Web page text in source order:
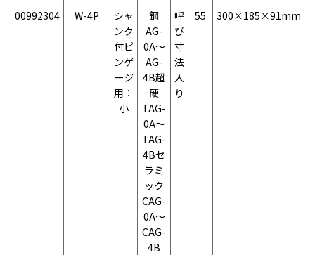
00992304 W-4P
シャ
ンク
付ピ
ンゲ
ージ
用：
小
鋼
AG-
0A～
AG-
4B超
硬
TAG-
0A～
TAG-
4Bセ
ラミ
ック
CAG-
0A～
CAG-
4B
呼
び
寸
法
入
り
55 300×185×91mm